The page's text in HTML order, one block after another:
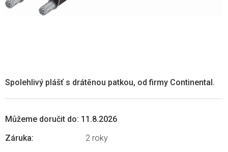
Můžeme doručit do: 11.8.2026
Záruka: 2 roky
Spolehlivý plášť s drátěnou patkou, od firmy Continental.